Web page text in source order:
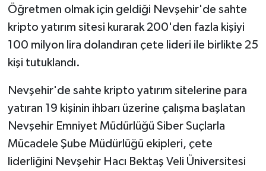
Öğretmen olmak için geldiği Nevşehir'de sahte
kripto yatırım sitesi kurarak 200'den fazla kişiyi
100 milyon lira dolandıran çete lideri ile birlikte 25
kişi tutuklandı.
Nevşehir'de sahte kripto yatırım sitelerine para
yatıran 19 kişinin ihbarı üzerine çalışma başlatan
Nevşehir Emniyet Müdürlüğü Siber Suçlarla
Mücadele Şube Müdürlüğü ekipleri, çete
liderliğini Nevşehir Hacı Bektaş Veli Üniversitesi